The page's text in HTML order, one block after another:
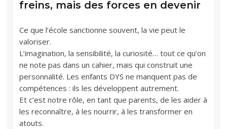
freins, mais des forces en devenir
Ce que l’école sanctionne souvent, la vie peut le
valoriser.
L’imagination, la sensibilité, la curiosité… tout ce qu’on
ne note pas dans un cahier, mais qui construit une
personnalité. Les enfants DYS ne manquent pas de
compétences : ils les développent autrement.
Et c’est notre rôle, en tant que parents, de les aider à
les reconnaître, à les nourrir, à les transformer en
atouts.